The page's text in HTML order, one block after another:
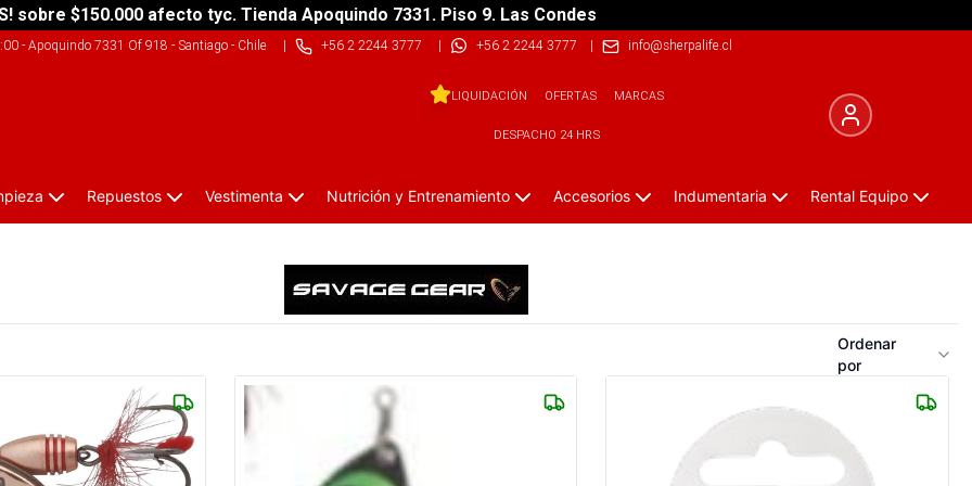
sobre $150.000 afecto tyc. Tienda Apoquindo 7331. Piso 9. Las Condes
- Apoquindo 7331 Of 918 - Santiago - Chile| +56 2 2244 3777 | +56 2 2244 3777 | info@sherpalife.cl
LIQUIDACIÓN OFERTAS MARCAS
DESPACHO 24 HRS
Repuestos Vestimenta Nutrición y Entrenamiento Accesorios Indumentaria Rental Equipo
Ordenar
por